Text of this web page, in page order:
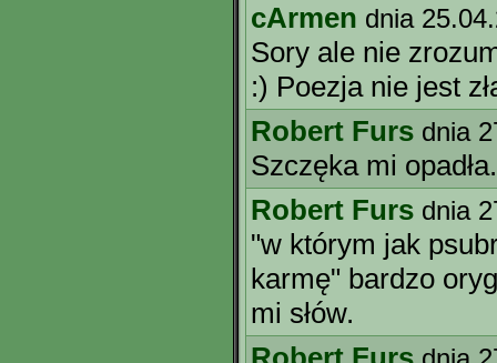
cArmen dnia
Sory ale nie
:) Poezja nie jest
Robert Furs dnia
Szczęka mi
Robert Furs dnia
"w którym jak
karmę" bardzo
mi słów.